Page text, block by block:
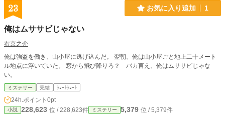
23 お気に入り追加 1
俺はムササビじゃない
右京之介
俺は強盗を働き、山小屋に逃げ込んだ。 翌朝、俺は山小屋ごと地上二十メート
ル地点に浮いていた。 窓から飛び降りろ？ バカ言え、俺はムササビじゃな
い。
ミステリー 完結 ｼｮｰﾄｼｮｰﾄ
24h.ポイント 0pt
小説 228,623 位 / 228,623件 ミステリー 5,379 位 / 5,379件